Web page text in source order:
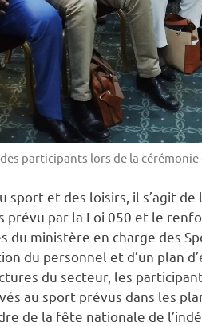
participants lors de la cérémonie
sport et des loisirs, il s’agit
prévu par la Loi 050 et le
ministère en charge des
du personnel et d’un plan
du secteur, les
au sport prévus dans les
de la fête nationale de